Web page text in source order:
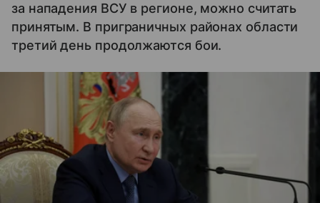
за нападения ВСУ в регионе, можно считать
принятым. В приграничных районах области
третий день продолжаются бои.